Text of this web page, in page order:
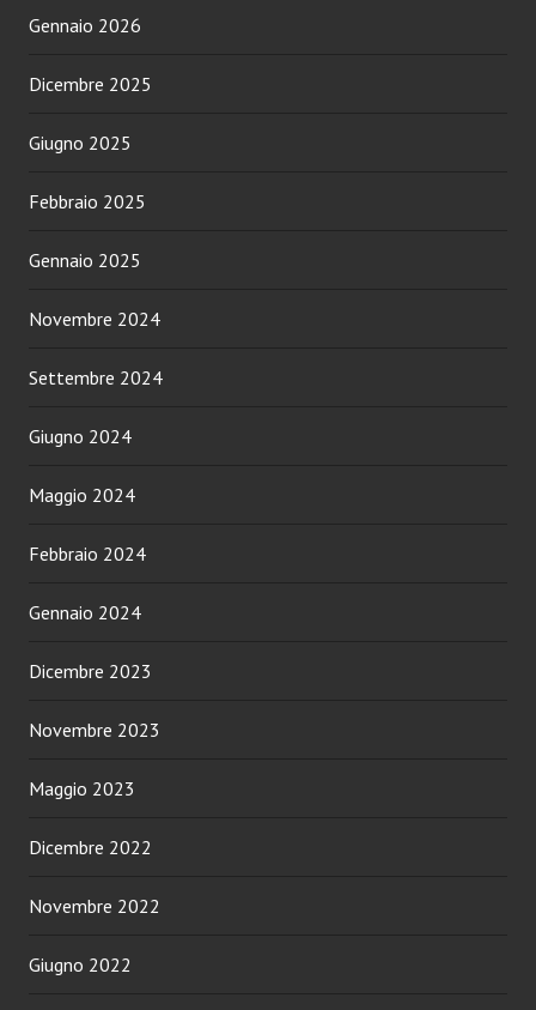
Gennaio 2026
Dicembre 2025
Giugno 2025
Febbraio 2025
Gennaio 2025
Novembre 2024
Settembre 2024
Giugno 2024
Maggio 2024
Febbraio 2024
Gennaio 2024
Dicembre 2023
Novembre 2023
Maggio 2023
Dicembre 2022
Novembre 2022
Giugno 2022